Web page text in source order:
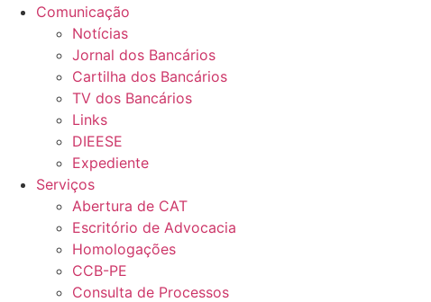
Comunicação
Notícias
Jornal dos Bancários
Cartilha dos Bancários
TV dos Bancários
Links
DIEESE
Expediente
Serviços
Abertura de CAT
Escritório de Advocacia
Homologações
CCB-PE
Consulta de Processos